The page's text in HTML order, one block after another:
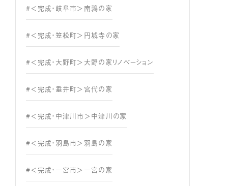
#＜完成・岐阜市＞南鶉の家
#＜完成・笠松町＞円城寺の家
#＜完成・大野町＞大野の家リノベーション
#＜完成・垂井町＞宮代の家
#＜完成・中津川市＞中津川の家
#＜完成・羽島市＞羽島の家
#＜完成・一宮市＞一宮の家